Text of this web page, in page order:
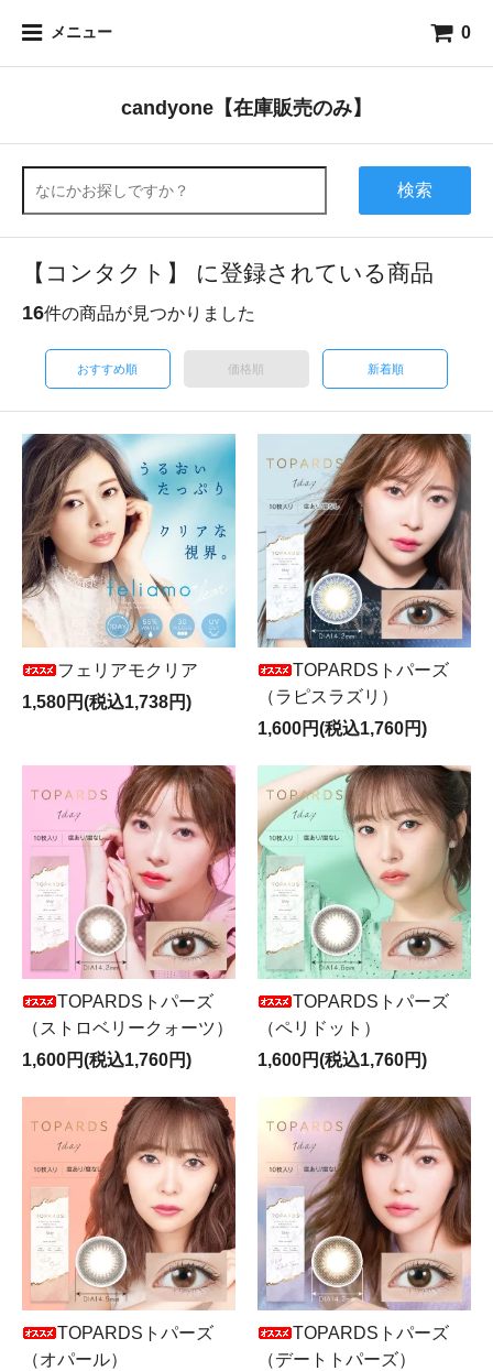
メニュー 0
candyone【在庫販売のみ】
検索
【コンタクト】 に登録されている商品
16件の商品が見つかりました
おすすめ順 価格順 新着順
フェリアモクリア
1,580円(税込1,738円)
TOPARDSトパーズ
（ラピスラズリ）
1,600円(税込1,760円)
TOPARDSトパーズ
（ストロベリークォーツ）
1,600円(税込1,760円)
TOPARDSトパーズ
（ペリドット）
1,600円(税込1,760円)
TOPARDSトパーズ
（オパール）
TOPARDSトパーズ
（デートトパーズ）